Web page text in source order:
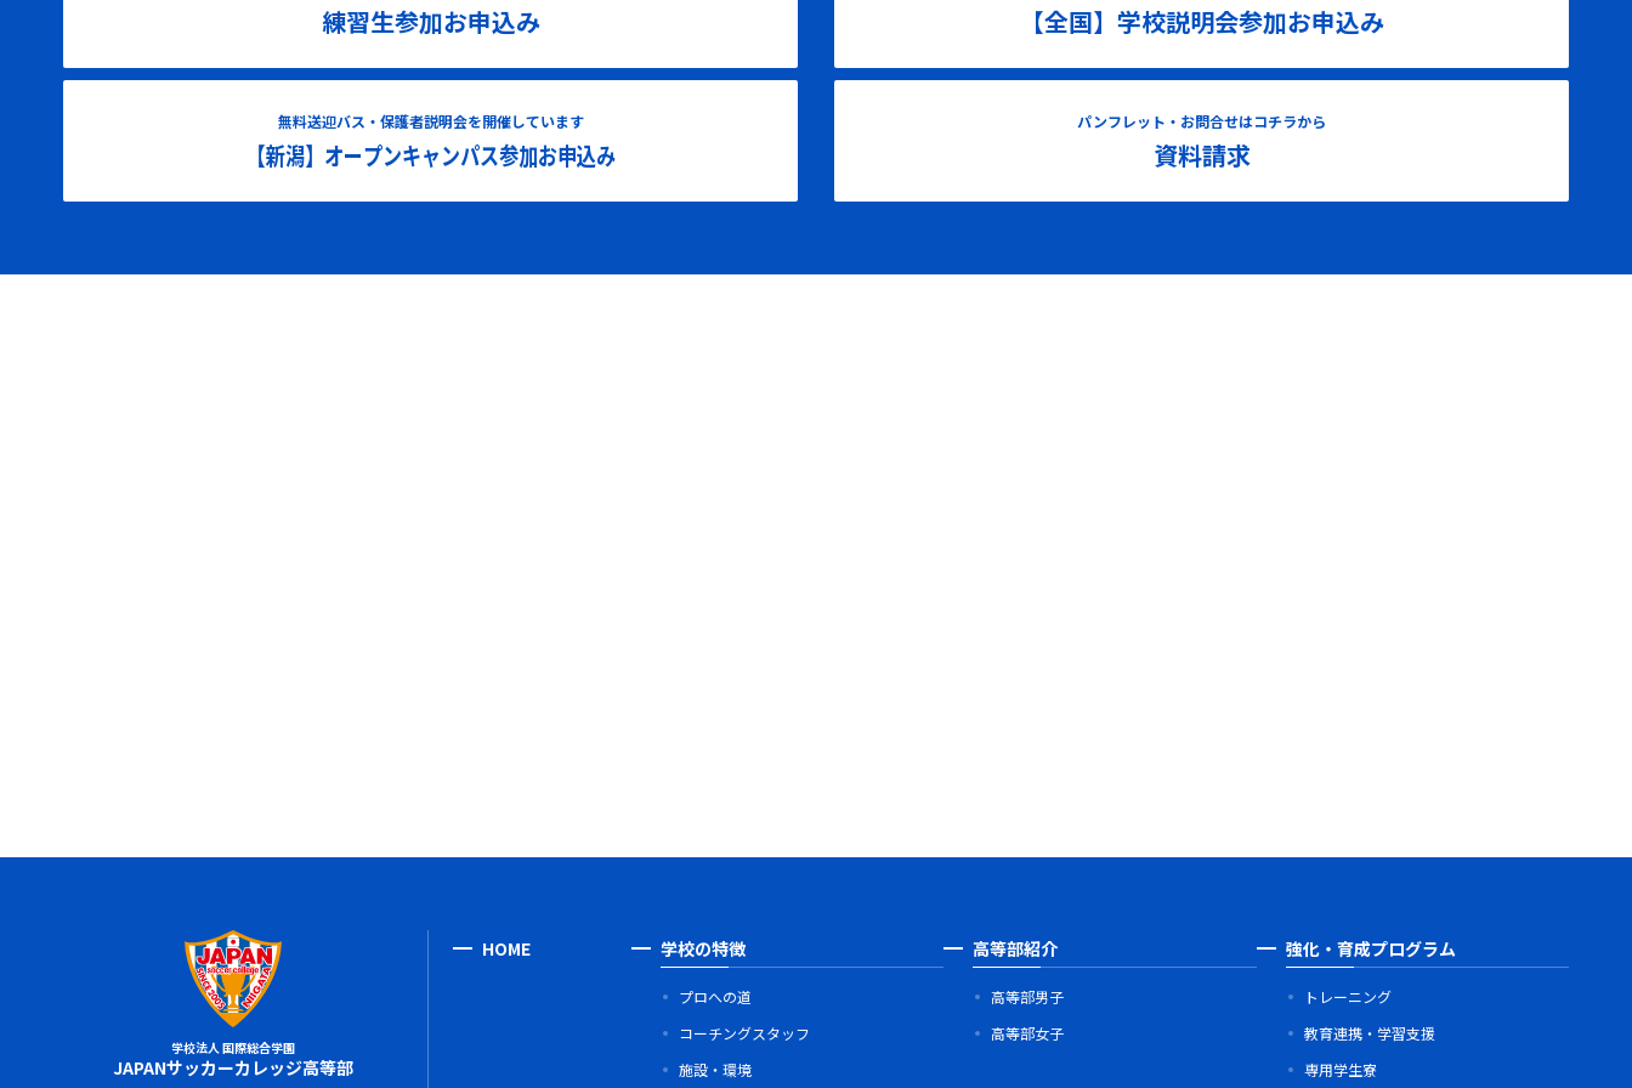
練習生参加お申込み 【全国】学校説明会参加お申込み
無料送迎バス・保護者説明会を開催しています
【新潟】オープンキャンパス参加お申込み
パンフレット・お問合せはコチラから
資料請求
HOME 学校の特徴
プロへの道
コーチングスタッフ
施設・環境
高等部紹介
高等部男子
高等部女子
強化・育成プログラム
トレーニング
教育連携・学習支援
専用学生寮
学校法人 国際総合学園
JAPANサッカーカレッジ高等部